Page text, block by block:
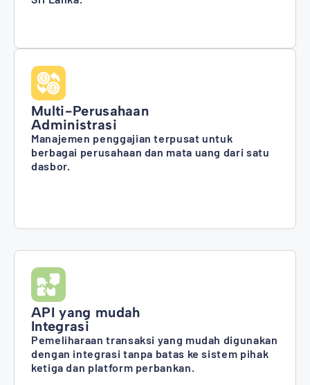
Multi-Perusahaan
Administrasi
Manajemen penggajian terpusat untuk
berbagai perusahaan dan mata uang dari satu
dasbor.
API yang mudah
Integrasi
Pemeliharaan transaksi yang mudah digunakan
dengan integrasi tanpa batas ke sistem pihak
ketiga dan platform perbankan.